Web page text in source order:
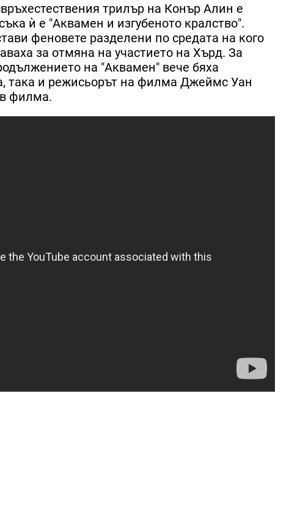
трилър на Конър Алин е
ѝ е "Аквамен и изгубеното кралство".
феновете разделени по средата на кого
за отмяна на участието на Хърд. За
на "Аквамен" вече бяха
така и режисьорът на филма Джеймс Уан
филма.